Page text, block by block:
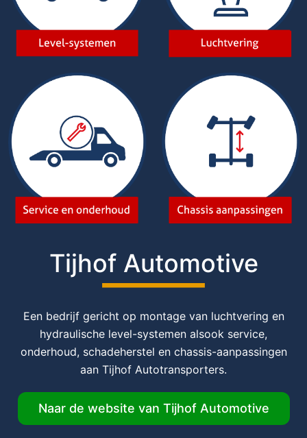
Tijhof Automotive
Een bedrijf gericht op montage van luchtvering en
hydraulische level-systemen alsook service,
onderhoud, schadeherstel en chassis-aanpassingen
aan Tijhof Autotransporters.
Naar de website van Tijhof Automotive